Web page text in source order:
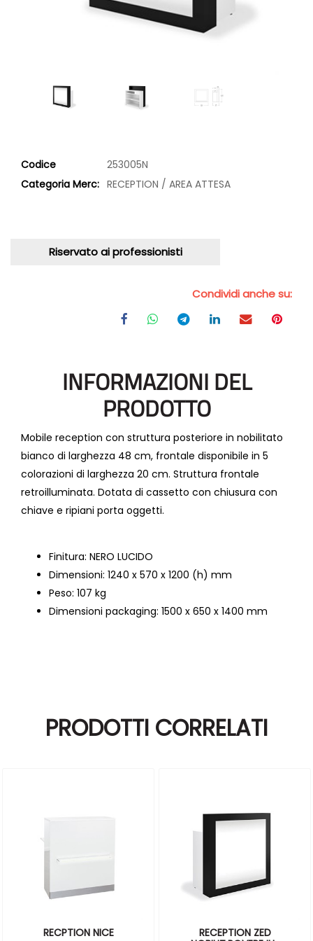
Codice
253005N
Categoria Merc: RECEPTION / AREA ATTESA
Riservato ai professionisti
Condividi anche su:
INFORMAZIONI DEL
PRODOTTO
Mobile reception con struttura posteriore in nobilitato
bianco di larghezza 48 cm, frontale disponibile in 5
colorazioni di larghezza 20 cm. Struttura frontale
retroilluminata. Dotata di cassetto con chiusura con
chiave e ripiani porta oggetti.
Finitura: NERO LUCIDO
Dimensioni: 1240 x 570 x 1200 (h) mm
Peso: 107 kg
Dimensioni packaging: 1500 x 650 x 1400 mm
PRODOTTI CORRELATI
RECPTION NICE
RECEPTION ZED